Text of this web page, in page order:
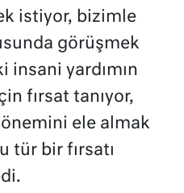
istiyor, bizimle
görüşmek
insani yardımın
fırsat tanıyor,
önemini ele almak
tür bir fırsatı